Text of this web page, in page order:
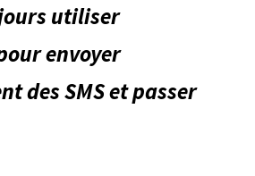
utiliser
envoyer
des SMS et passer